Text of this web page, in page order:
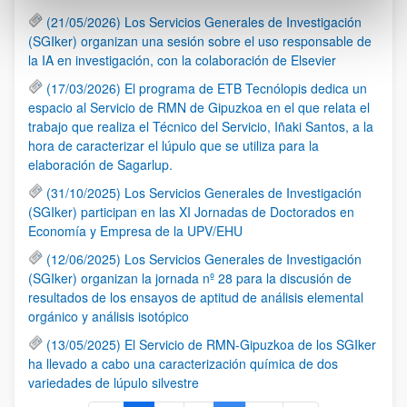
(21/05/2026) Los Servicios Generales de Investigación
(SGIker) organizan una sesión sobre el uso responsable de
la IA en investigación, con la colaboración de Elsevier
(17/03/2026) El programa de ETB Tecnólopis dedica un
espacio al Servicio de RMN de Gipuzkoa en el que relata el
trabajo que realiza el Técnico del Servicio, Iñaki Santos, a la
hora de caracterizar el lúpulo que se utiliza para la
elaboración de Sagarlup.
(31/10/2025) Los Servicios Generales de Investigación
(SGIker) participan en las XI Jornadas de Doctorados en
Economía y Empresa de la UPV/EHU
(12/06/2025) Los Servicios Generales de Investigación
(SGIker) organizan la jornada nº 28 para la discusión de
resultados de los ensayos de aptitud de análisis elemental
orgánico y análisis isotópico
(13/05/2025) El Servicio de RMN-Gipuzkoa de los SGIker
ha llevado a cabo una caracterización química de dos
variedades de lúpulo silvestre